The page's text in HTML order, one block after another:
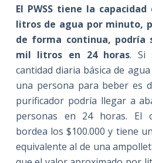
El PWSS tiene la
litros de agua por minuto,
de forma continua, podría
mil litros en 24 horas. Si
cantidad diaria básica de
una persona para beber es
purificador podría llegar a
personas en 24 horas. El
bordea los $100.000 y tiene
equivalente al de una